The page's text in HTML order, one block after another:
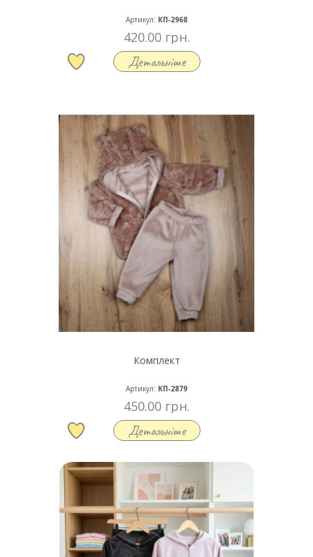
Артикул: КП-2968
420.00 грн.
Детальніше
Комплект
Артикул: КП-2879
450.00 грн.
Детальніше